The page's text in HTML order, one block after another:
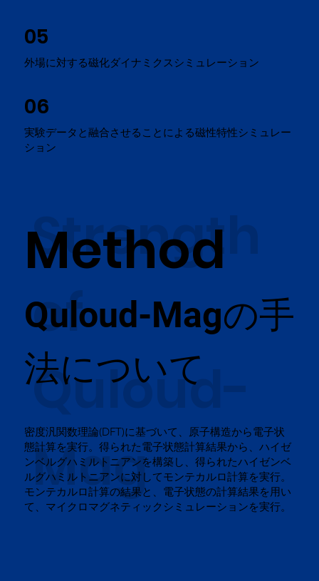
05
外場に対する磁化ダイナミクスシミュレーション
06
実験データと融合させることによる磁性特性シミュレー
ション
Strength
of
Quloud-
Mag
Method
Quloud-Magの手
法について
​密度汎関数理論(DFT)に基づいて、原子構造から電子状
態計算を実行。得られた電子状態計算結果から、ハイゼ
ンベルグハミルトニアンを構築し、得られたハイゼンベ
ルグハミルトニアンに対してモンテカルロ計算を実行。
モンテカルロ計算の結果と、電子状態の計算結果を用い
て、マイクロマグネティックシミュレーションを実行。